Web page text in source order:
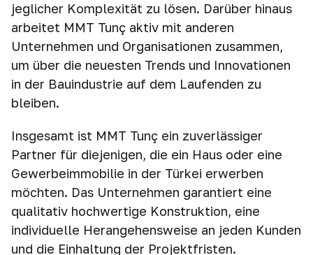
jeglicher Komplexität zu lösen. Darüber hinaus
arbeitet MMT Tunç aktiv mit anderen
Unternehmen und Organisationen zusammen,
um über die neuesten Trends und Innovationen
in der Bauindustrie auf dem Laufenden zu
bleiben.
Insgesamt ist MMT Tunç ein zuverlässiger
Partner für diejenigen, die ein Haus oder eine
Gewerbeimmobilie in der Türkei erwerben
möchten. Das Unternehmen garantiert eine
qualitativ hochwertige Konstruktion, eine
individuelle Herangehensweise an jeden Kunden
und die Einhaltung der Projektfristen.